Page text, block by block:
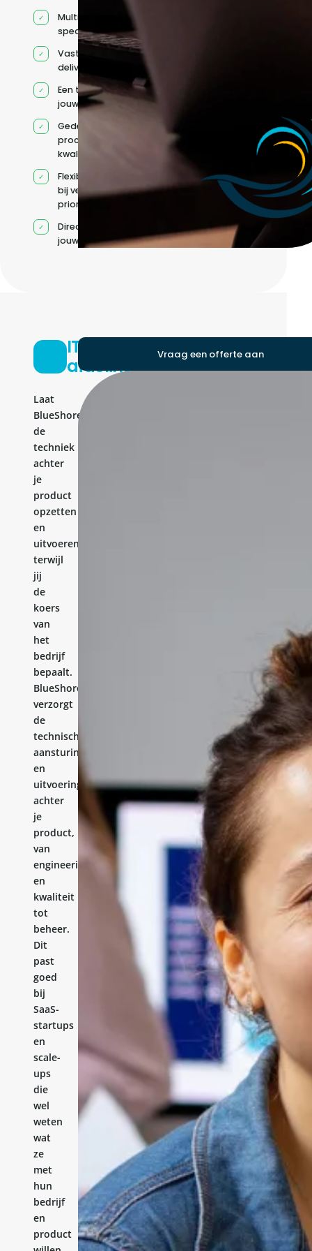
Multidisciplinaire
specialisten
Vaste
deliverycoördinatie
Een team rond
jouw roadmap
Gedeelde
processen en
kwaliteitsnormen
Flexibele capaciteit
bij veranderende
prioriteiten
Direct contact met
jouw team
IT-
afdeling
Laat
BlueShores
de
techniek
achter
je
product
opzetten
en
uitvoeren,
terwijl
jij
de
koers
van
het
bedrijf
bepaalt.
BlueShores
verzorgt
de
technische
aansturing
en
uitvoering
achter
je
product,
van
engineering
en
kwaliteit
tot
beheer.
Dit
past
goed
bij
SaaS-
startups
en
scale-
ups
die
wel
weten
wat
ze
met
hun
bedrijf
en
product
Vraag een offerte aan